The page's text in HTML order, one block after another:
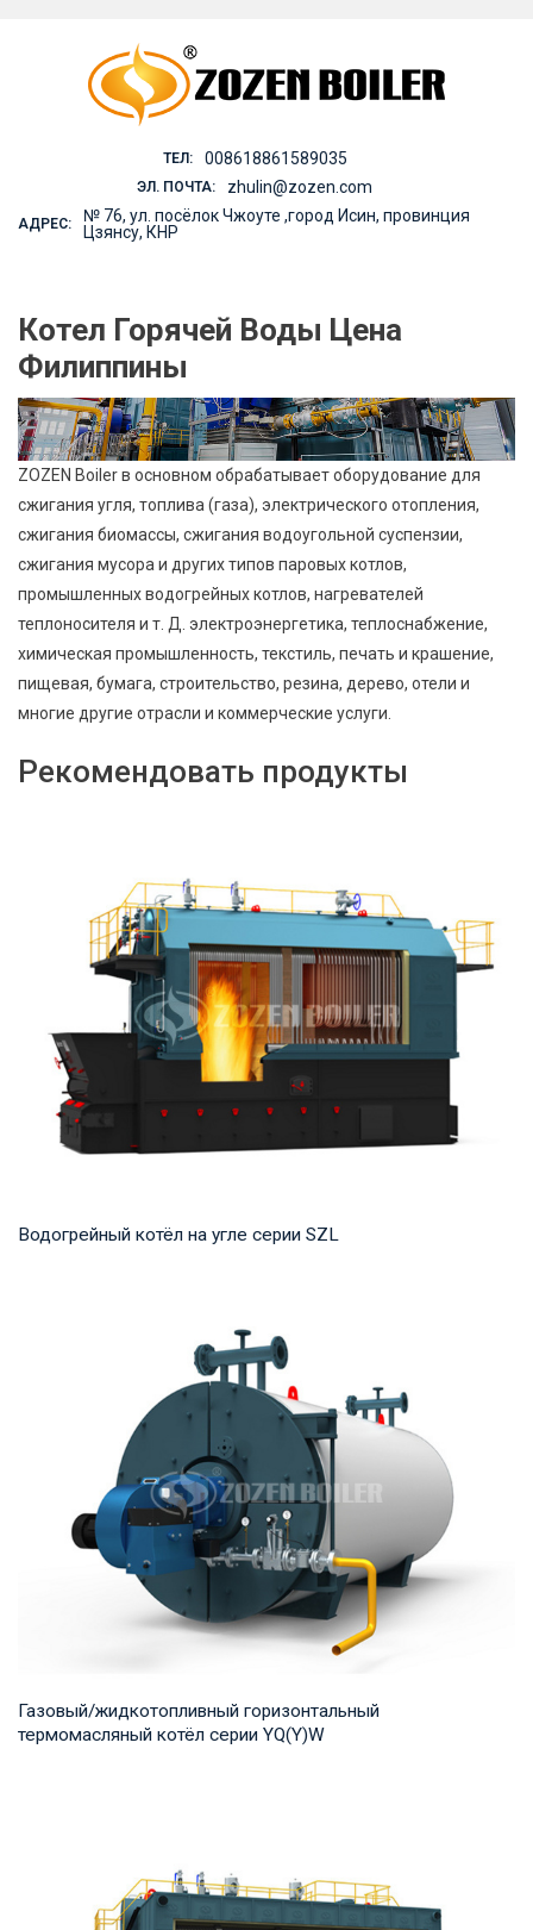
ТЕЛ: 008618861589035
ЭЛ. ПОЧТА: zhulin@zozen.com
АДРЕС:
№ 76, ул. посёлок Чжоуте ,город Исин, провинция
Цзянсу, КНР
Котел Горячей Воды Цена
Филиппины
ZOZEN Boiler в основном обрабатывает оборудование для
сжигания угля, топлива (газа), электрического отопления,
сжигания биомассы, сжигания водоугольной суспензии,
сжигания мусора и других типов паровых котлов,
промышленных водогрейных котлов, нагревателей
теплоносителя и т. Д. электроэнергетика, теплоснабжение,
химическая промышленность, текстиль, печать и крашение,
пищевая, бумага, строительство, резина, дерево, отели и
многие другие отрасли и коммерческие услуги.
Рекомендовать продукты
Водогрейный котёл на угле серии SZL
мощность продукта: 2,8-29 МВт Температура...
Газовый/жидкотопливный горизонтальный
термомасляный котёл серии YQ(Y)W